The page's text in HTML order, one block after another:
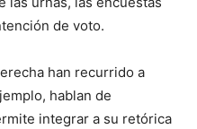
de voto.
han recurrido a
hablan de
integrar a su retórica